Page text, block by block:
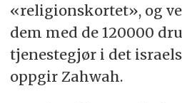
«religionskortet», og
dem med de 120000
tjenestegjør i det
oppgir Zahwah.